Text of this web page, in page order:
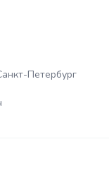
Петербург